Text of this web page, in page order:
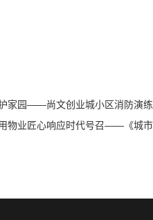
家园——尚文创业城小区消防演
物业匠心响应时代号召——《城市